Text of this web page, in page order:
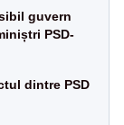
guvern
PSD-
dintre PSD